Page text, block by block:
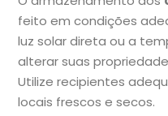
feito em condições
luz solar direta ou a
alterar suas
Utilize recipientes
locais frescos e secos.